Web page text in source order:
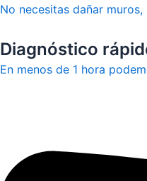
No necesitas dañar
Diagnóstico
En menos de 1 hora